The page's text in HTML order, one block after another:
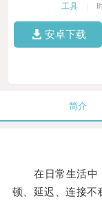
工具
安卓下载
简介
在日常生活中，
顿、延迟、连接不